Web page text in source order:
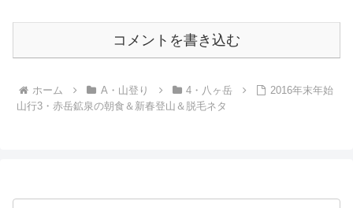
コメントを書き込む
ホーム A・山登り 4・八ヶ岳
2016年末年始
山行3・赤岳鉱泉の朝食＆新春登山＆脱毛ネタ